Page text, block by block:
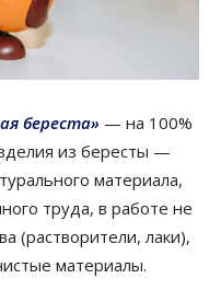
береста» — на 100%
из бересты —
материала,
труда, в работе не
(растворители, лаки),
материалы.